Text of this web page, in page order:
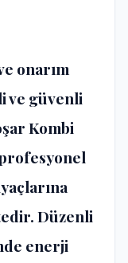
onarım
ve güvenli
Kombi
Düzenli
enerji